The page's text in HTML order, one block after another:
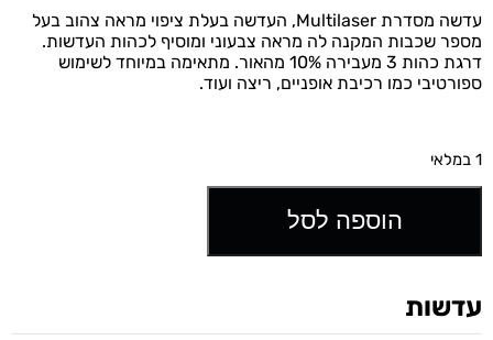
עדשה מסדרת Multilaser, העדשה בעלת ציפוי מראה צהוב בעל
מספר שכבות המקנה לה מראה צבעוני ומוסיף לכהות העדשות.
דרגת כהות 3 מעבירה 10% מהאור. מתאימה במיוחד לשימוש
ספורטיבי כמו רכיבת אופניים, ריצה ועוד.
1 במלאי
הוספה לסל
עדשות